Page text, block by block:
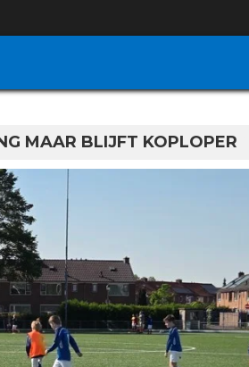
MAAR BLIJFT KOPLOPER